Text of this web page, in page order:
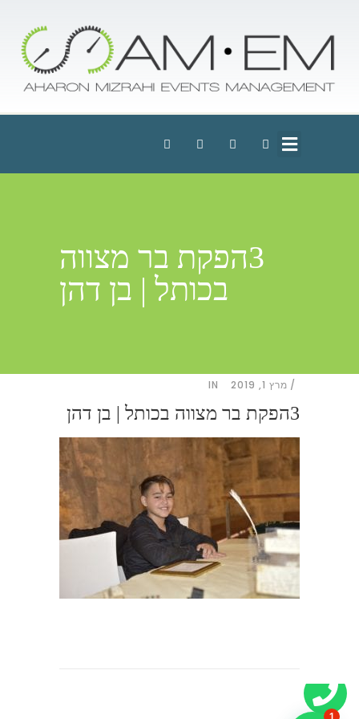
3הפקת בר מצווה
בכותל | בן דהן
מרץ 1, 2019 IN
3הפקת בר מצווה בכותל | בן דהן
1